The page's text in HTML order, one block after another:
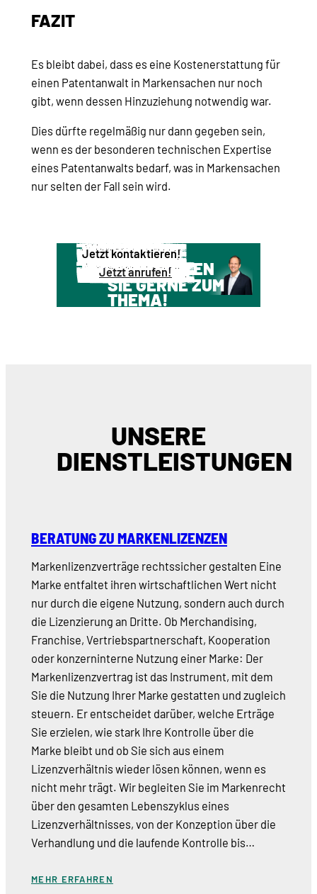
FAZIT
Es bleibt dabei, dass es eine Kostenerstattung für
einen Patentanwalt in Markensachen nur noch
gibt, wenn dessen Hinzuziehung notwendig war.
Dies dürfte regelmäßig nur dann gegeben sein,
wenn es der besonderen technischen Expertise
eines Patentanwalts bedarf, was in Markensachen
nur selten der Fall sein wird.
WIR BERATEN
SIE GERNE ZUM
THEMA!
Jetzt kontaktieren!
Jetzt anrufen!
UNSERE
DIENSTLEISTUNGEN
BERATUNG ZU MARKENLIZENZEN
Markenlizenzverträge rechtssicher gestalten Eine
Marke entfaltet ihren wirtschaftlichen Wert nicht
nur durch die eigene Nutzung, sondern auch durch
die Lizenzierung an Dritte. Ob Merchandising,
Franchise, Vertriebspartnerschaft, Kooperation
oder konzerninterne Nutzung einer Marke: Der
Markenlizenzvertrag ist das Instrument, mit dem
Sie die Nutzung Ihrer Marke gestatten und zugleich
steuern. Er entscheidet darüber, welche Erträge
Sie erzielen, wie stark Ihre Kontrolle über die
Marke bleibt und ob Sie sich aus einem
Lizenzverhältnis wieder lösen können, wenn es
nicht mehr trägt. Wir begleiten Sie im Markenrecht
über den gesamten Lebenszyklus eines
Lizenzverhältnisses, von der Konzeption über die
Verhandlung und die laufende Kontrolle bis…
MEHR ERFAHREN